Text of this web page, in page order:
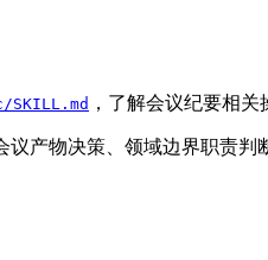
，了解会议纪要相关
议产物决策、领域边界职责判